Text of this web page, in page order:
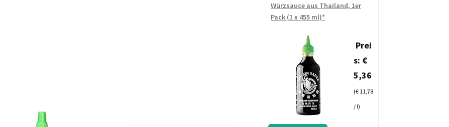
Würzsauce aus Thailand, 1er
Pack (1 x 455 ml)*
Prei
s: €
5,36
(€ 11,78
/ l)